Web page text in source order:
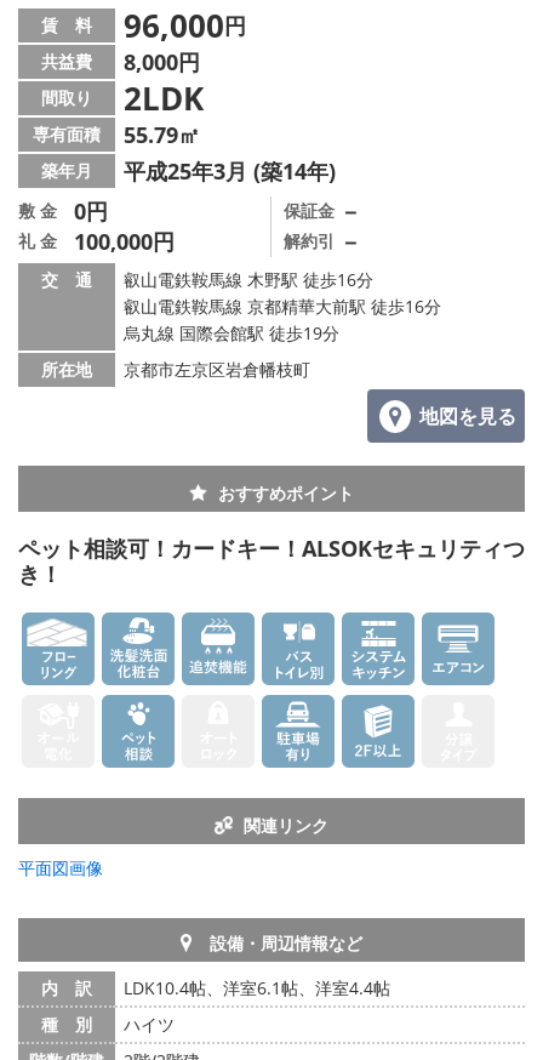
スタッフ紹介
賃貸管理の北白川店
店舗情報·アクセス
会社概要
メールでお問い合わせ
賃 料 96,000円
共益費 8,000円
間取り 2LDK
専有面積 55.79㎡
築年月 平成25年3月 (築14年)
敷 金 0円
礼 金 100,000円
保証金 －
解約引 －
交 通
叡山電鉄鞍馬線 木野駅 徒歩16分
叡山電鉄鞍馬線 京都精華大前駅 徒歩16分
烏丸線 国際会館駅 徒歩19分
所在地
京都市左京区岩倉幡枝町
地図を見る
おすすめポイント
ペット相談可！カードキー！ALSOKセキュリティつ
き！
関連リンク
平面図画像
設備・周辺情報など
内 訳
LDK10.4帖、洋室6.1帖、洋室4.4帖
種 別
ハイツ